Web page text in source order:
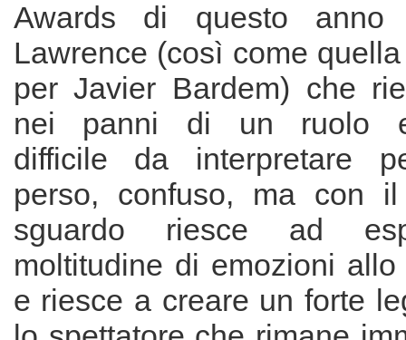
Awards di questo anno
Lawrence (così come
per Javier Bardem) che
nei panni di un ruolo
difficile da interpretare
perso, confuso, ma con
sguardo riesce ad
moltitudine di emozioni
e riesce a creare un forte